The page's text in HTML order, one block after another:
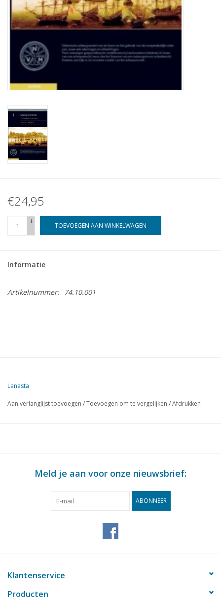
NIEUWE TIJDSCHRIFTEN
MODELBOUWER
€24,95
+
-
TOEVOEGEN AAN WINKELWAGEN
Informatie
Artikelnummer: 74.10.001
Lanasta
Aan verlanglijst toevoegen /Toevoegen om te vergelijken /Afdrukken
Meld je aan voor onze nieuwsbrief:
ABONNEER
Klantenservice
Producten